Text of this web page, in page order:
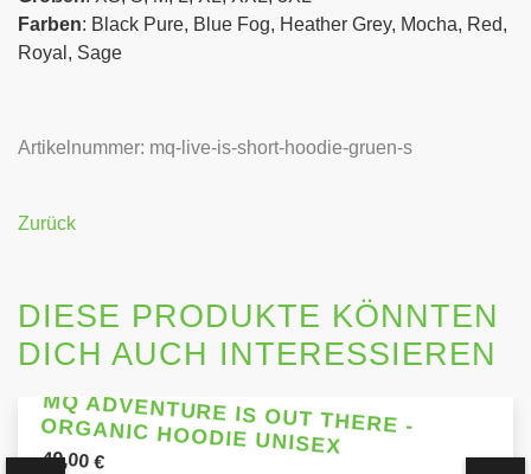
Farben: Black Pure, Blue Fog, Heather Grey, Mocha, Red,
Royal, Sage
Artikelnummer: mq-live-is-short-hoodie-gruen-s
Zurück
DIESE PRODUKTE KÖNNTEN
DICH AUCH INTERESSIEREN
MQ ADVENTURE IS OUT THERE - ORGANIC HOODIE UNISEX
49,00€